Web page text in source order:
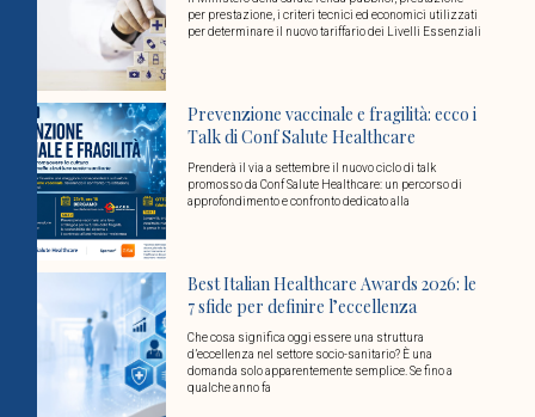
per prestazione, i criteri tecnici ed economici utilizzati
per determinare il nuovo tariffario dei Livelli Essenziali
Prevenzione vaccinale e fragilità: ecco i
Talk di Conf Salute Healthcare
Prenderà il via a settembre il nuovo ciclo di talk
promosso da Conf Salute Healthcare: un percorso di
approfondimento e confronto dedicato alla
Best Italian Healthcare Awards 2026: le
7 sfide per definire l’eccellenza
Che cosa significa oggi essere una struttura
d’eccellenza nel settore socio-sanitario? È una
domanda solo apparentemente semplice. Se fino a
qualche anno fa